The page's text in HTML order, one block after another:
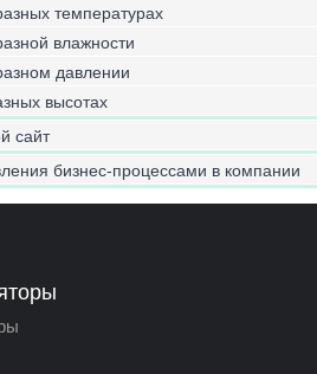
температурах
влажности
давлении
высотах
сайт
бизнес-процессами в компании